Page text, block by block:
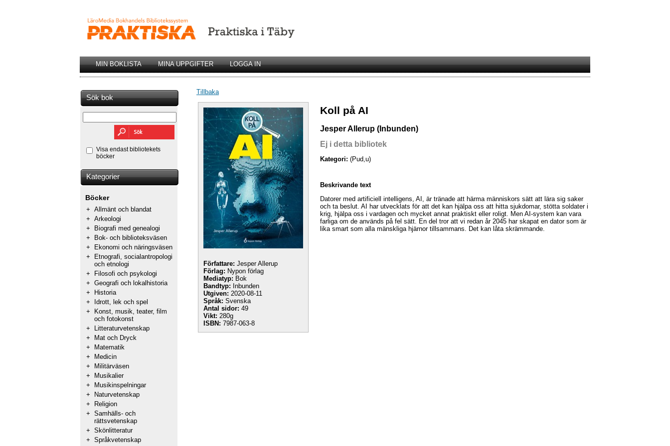
MIN BOKLISTA MINA UPPGIFTER LOGGA IN
Sök bok
Visa endast bibliotekets
böcker
Kategorier
Böcker
+ Allmänt och blandat
+ Arkeologi
+
Biografi med genealogi
+
Bok- och biblioteksväsen
+
Ekonomi och näringsväsen
+
Etnografi, socialantropologi
och etnologi
+
Filosofi och psykologi
+ Geografi och lokalhistoria
+
Historia
+
Idrott, lek och spel
+
Konst, musik, teater, film
och fotokonst
+
Litteraturvetenskap
+
Mat och Dryck
+
Matematik
+
Medicin
+
Militärväsen
+
Musikalier
+
Musikinspelningar
+
Naturvetenskap
+
Religion
+ Samhälls- och
rättsvetenskap
+ Skönlitteratur
+ Språkvetenskap
Tillbaka
Författare: Jesper Allerup
Förlag: Nypon förlag
Mediatyp: Bok
Bandtyp: Inbunden
Utgiven: 2020-08-11
Språk: Svenska
Antal sidor: 49
Vikt: 280g
ISBN: 7987-063-8
Koll på AI
Jesper Allerup (Inbunden)
Ej i detta bibliotek
Kategori: (Pud,u)
Beskrivande text
Datorer med artificiell intelligens, AI, är tränade att härma människors sätt att lära sig saker
och ta beslut. AI har utvecklats för att det kan hjälpa oss att hitta sjukdomar, stötta soldater i
krig, hjälpa oss i vardagen och mycket annat praktiskt eller roligt. Men AI-system kan vara
farliga om de används på fel sätt. En del tror att vi redan år 2045 har skapat en dator som är
lika smart som alla mänskliga hjärnor tillsammans. Det kan låta skrämmande.